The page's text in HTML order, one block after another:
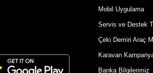
Mobil Uygulama
Servis ve Destek
Çeki Demiri Araç
Karavan
Banka Bilgilerimiz